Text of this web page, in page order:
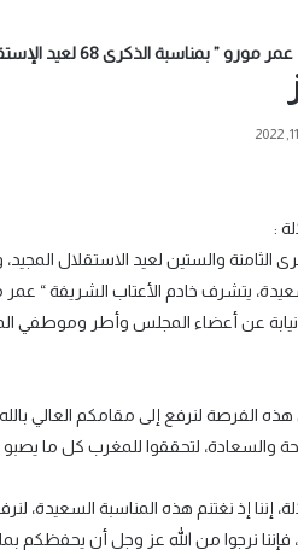
” بمناسبة الذكرى 68 لعيد الإستقلال المجيد
:
الثامنة والستين لعيد الاستقلال
يتشرف خادم الأعتاب الشريفة “
عن أعضاء المجلس وأطر وموطفي
هذه الفرصة لنرفع إلى مقامكم العالي
والسعادة، لتحققوا للمغرب كل ما يصبو
إننا إذ نغتنم هذه المناسبة السعيدة،
فإننا نرجوا من الله عز وجل أن يحفظكم